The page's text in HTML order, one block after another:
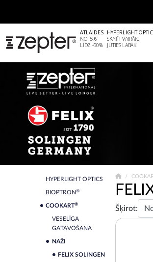
ATLAIDES
NO -5%
LĪDZ -50%
HYPERLIGHT
SKATĪT VAIRĀK.
JŪTIES LABĀK
HYPERLIGHT OPTICS
BIOPTRON®
COOKART®
VESELĪGA
GATAVOŠANA
NAŽI
FELIX SOLINGEN
Šķirot: